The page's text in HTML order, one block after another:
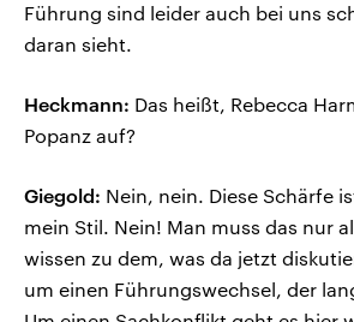
Führung sind leider auch bei uns
daran sieht.
Heckmann: Das heißt, Rebecca
Popanz auf?
Giegold: Nein, nein. Diese Schärfe
mein Stil. Nein! Man muss das nur
wissen zu dem, was da jetzt
um einen Führungswechsel, der